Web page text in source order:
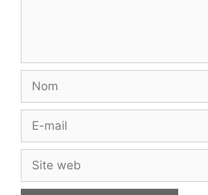
Nom
Site
web